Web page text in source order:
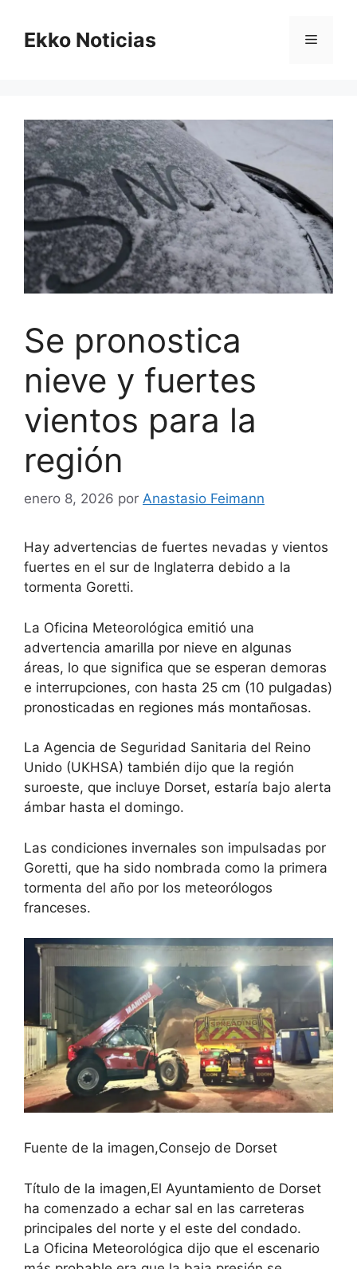
contenido
Ekko Noticias Menú
Se pronostica
nieve y fuertes
vientos para la
región
enero 8, 2026 por Anastasio Feimann
Hay advertencias de fuertes nevadas y vientos
fuertes en el sur de Inglaterra debido a la
tormenta Goretti.
La Oficina Meteorológica emitió una
advertencia amarilla por nieve en algunas
áreas, lo que significa que se esperan demoras
e interrupciones, con hasta 25 cm (10 pulgadas)
pronosticadas en regiones más montañosas.
La Agencia de Seguridad Sanitaria del Reino
Unido (UKHSA) también dijo que la región
suroeste, que incluye Dorset, estaría bajo alerta
ámbar hasta el domingo.
Las condiciones invernales son impulsadas por
Goretti, que ha sido nombrada como la primera
tormenta del año por los meteorólogos
franceses.
Fuente de la imagen,Consejo de Dorset
Título de la imagen,El Ayuntamiento de Dorset
ha comenzado a echar sal en las carreteras
principales del norte y el este del condado.
La Oficina Meteorológica dijo que el escenario